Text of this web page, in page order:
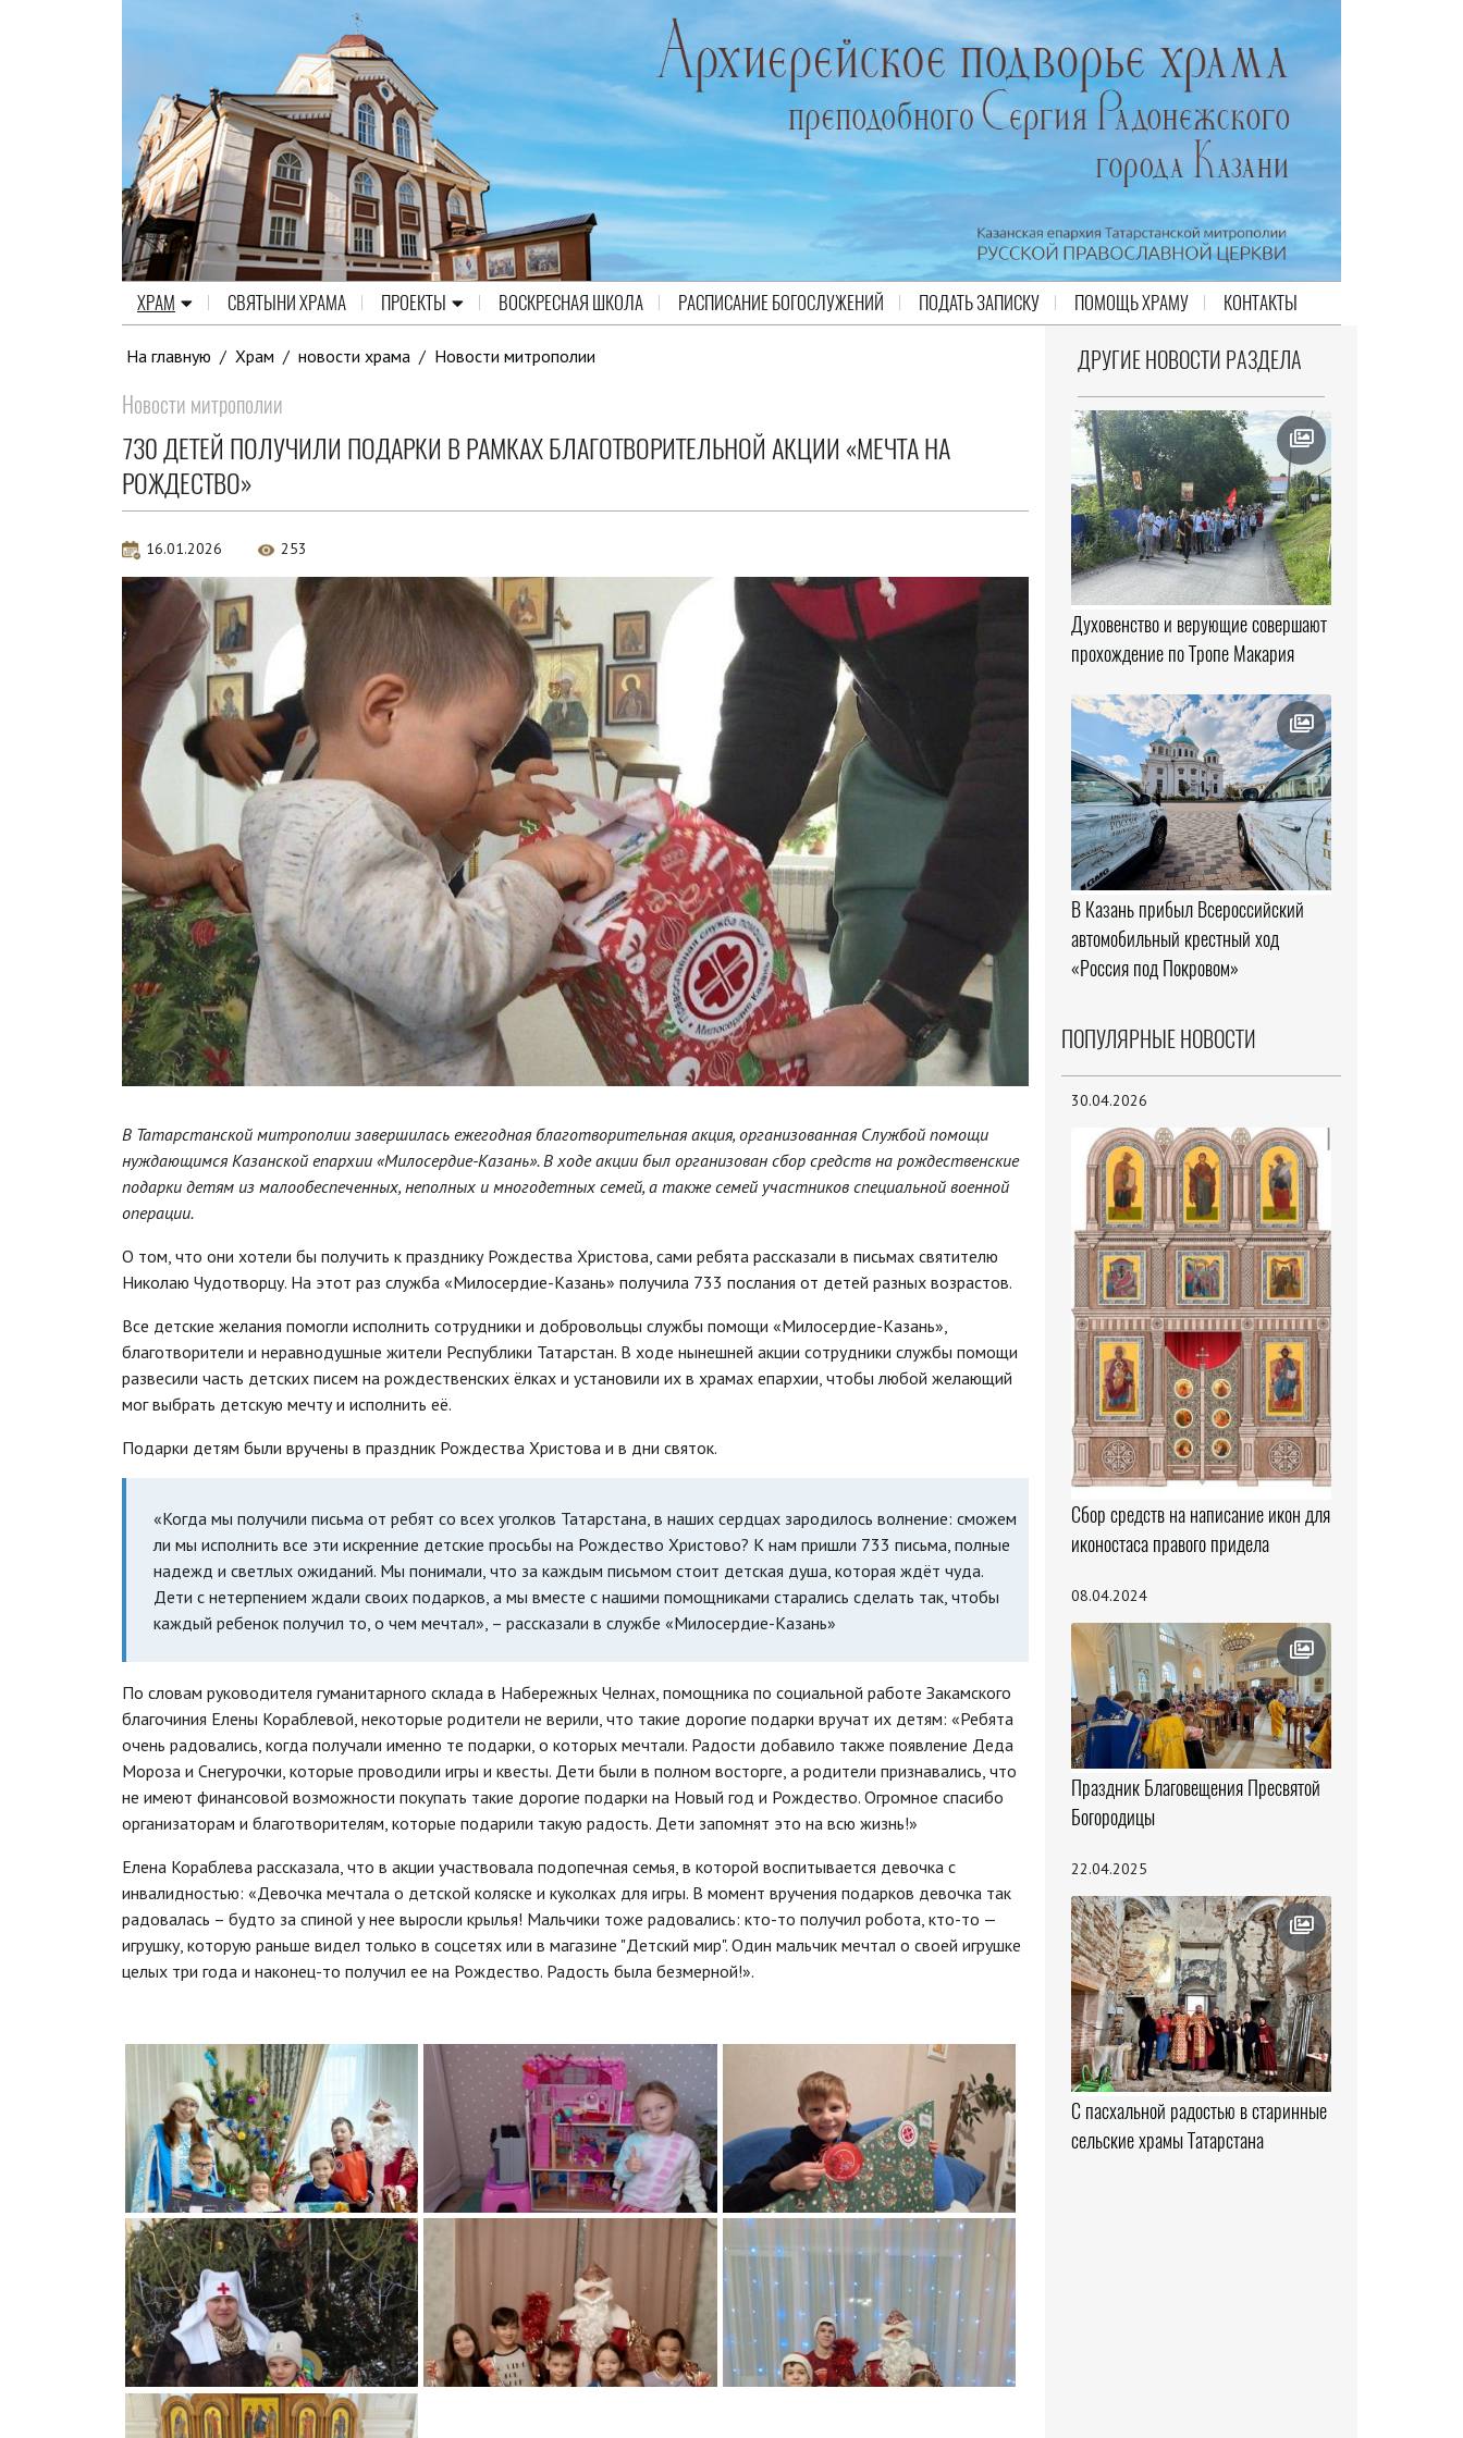
ХРАМ СВЯТЫНИ ХРАМА ПРОЕКТЫ ВОСКРЕСНАЯ ШКОЛА РАСПИСАНИЕ БОГОСЛУЖЕНИЙ ПОДАТЬ ЗАПИСКУ ПОМОЩЬ ХРАМУ КОНТАКТЫ
На главную / Храм / новости храма / Новости митрополии
Новости митрополии
730 ДЕТЕЙ ПОЛУЧИЛИ ПОДАРКИ В РАМКАХ БЛАГОТВОРИТЕЛЬНОЙ АКЦИИ «МЕЧТА НА
РОЖДЕСТВО»
16.01.2026 253
В Татарстанской митрополии завершилась ежегодная благотворительная акция, организованная Службой помощи
нуждающимся Казанской епархии «Милосердие-Казань». В ходе акции был организован сбор средств на рождественские
подарки детям из малообеспеченных, неполных и многодетных семей, а также семей участников специальной военной
операции.
О том, что они хотели бы получить к празднику Рождества Христова, сами ребята рассказали в письмах святителю
Николаю Чудотворцу. На этот раз служба «Милосердие-Казань» получила 733 послания от детей разных возрастов.
Все детские желания помогли исполнить сотрудники и добровольцы службы помощи «Милосердие-Казань»,
благотворители и неравнодушные жители Республики Татарстан. В ходе нынешней акции сотрудники службы помощи
развесили часть детских писем на рождественских ёлках и установили их в храмах епархии, чтобы любой желающий
мог выбрать детскую мечту и исполнить её.
Подарки детям были вручены в праздник Рождества Христова и в дни святок.
«Когда мы получили письма от ребят со всех уголков Татарстана, в наших сердцах зародилось волнение: сможем
ли мы исполнить все эти искренние детские просьбы на Рождество Христово? К нам пришли 733 письма, полные
надежд и светлых ожиданий. Мы понимали, что за каждым письмом стоит детская душа, которая ждёт чуда.
Дети с нетерпением ждали своих подарков, а мы вместе с нашими помощниками старались сделать так, чтобы
каждый ребенок получил то, о чем мечтал», – рассказали в службе «Милосердие-Казань»
По словам руководителя гуманитарного склада в Набережных Челнах, помощника по социальной работе Закамского
благочиния Елены Кораблевой, некоторые родители не верили, что такие дорогие подарки вручат их детям: «Ребята
очень радовались, когда получали именно те подарки, о которых мечтали. Радости добавило также появление Деда
Мороза и Снегурочки, которые проводили игры и квесты. Дети были в полном восторге, а родители признавались, что
не имеют финансовой возможности покупать такие дорогие подарки на Новый год и Рождество. Огромное спасибо
организаторам и благотворителям, которые подарили такую радость. Дети запомнят это на всю жизнь!»
Елена Кораблева рассказала, что в акции участвовала подопечная семья, в которой воспитывается девочка с
инвалидностью: «Девочка мечтала о детской коляске и куколках для игры. В момент вручения подарков девочка так
радовалась – будто за спиной у нее выросли крылья! Мальчики тоже радовались: кто-то получил робота, кто-то —
игрушку, которую раньше видел только в соцсетях или в магазине "Детский мир". Один мальчик мечтал о своей игрушке
целых три года и наконец-то получил ее на Рождество. Радость была безмерной!».
ДРУГИЕ НОВОСТИ РАЗДЕЛА
Духовенство и верующие совершают
прохождение по Тропе Макария
В Казань прибыл Всероссийский
автомобильный крестный ход
«Россия под Покровом»
ПОПУЛЯРНЫЕ НОВОСТИ
30.04.2026
Сбор средств на написание икон для
иконостаса правого придела
08.04.2024
Праздник Благовещения Пресвятой
Богородицы
22.04.2025
С пасхальной радостью в старинные
сельские храмы Татарстана